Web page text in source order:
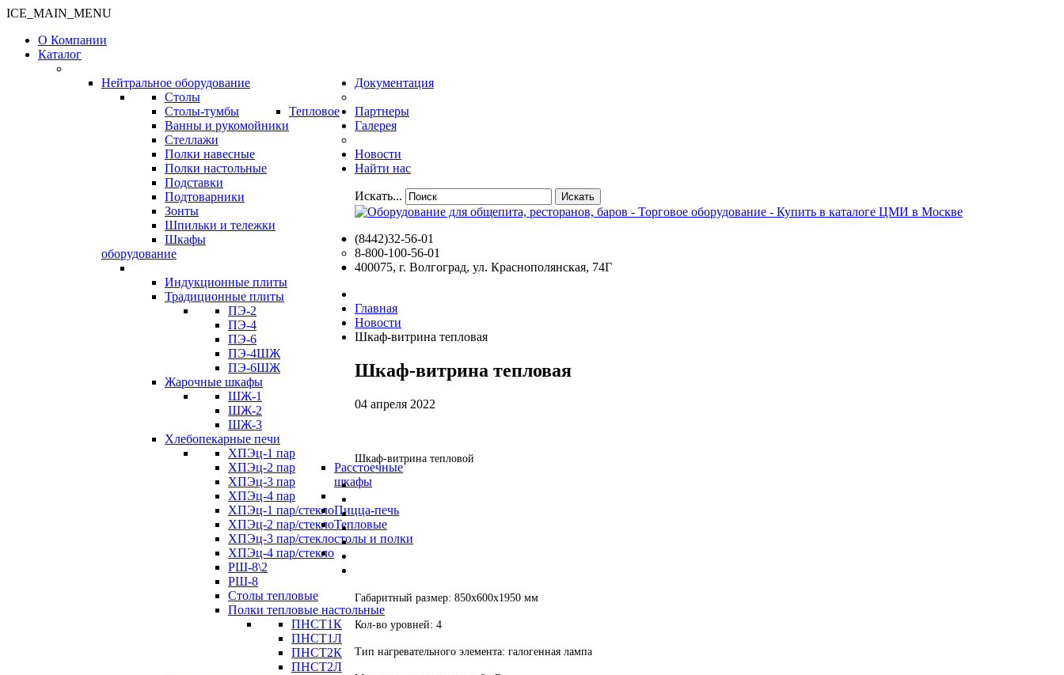
ICE_MAIN_MENU
О Компании
Каталог
Нейтральное оборудование
Столы
Столы-тумбы
Ванны и рукомойники
Стеллажи
Полки навесные
Полки настольные
Подставки
Подтоварники
Зонты
Шпильки и тележки
Шкафы
Тепловое
оборудование
Индукционные плиты
Традиционные плиты
ПЭ-2
ПЭ-4
ПЭ-6
ПЭ-4ШЖ
ПЭ-6ШЖ
Жарочные шкафы
ШЖ-1
ШЖ-2
ШЖ-3
Хлебопекарные печи
ХПЭц-1 пар
ХПЭц-2 пар
ХПЭц-3 пар
ХПЭц-4 пар
ХПЭц-1 пар/стекло
ХПЭц-2 пар/стекло
ХПЭц-3 пар/стекло
ХПЭц-4 пар/стекло
Расстоечные
шкафы
РШ-8\2
РШ-8
Пицца-печь
Тепловые
столы и полки
Столы тепловые
Полки тепловые настольные
ПНСТ1К
ПНСТ1Л
ПНСТ2К
ПНСТ2Л
Документация
Партнеры
Галерея
Новости
Найти нас
Искать... Искать
(8442)32-56-01
8-800-100-56-01
400075, г. Волгоград, ул. Краснополянская, 74Г
Главная
Новости
Шкаф-витрина тепловая
Шкаф-витрина тепловая
04 апреля 2022
Шкаф-витрина тепловой
Габаритный размер: 850х600х1950 мм
Кол-во уровней: 4
Тип нагревательного элемента: галогенная лампа